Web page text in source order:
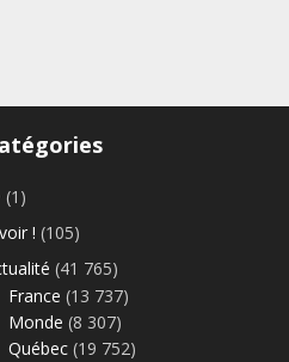
(1)
! (105)
(41 765)
France (13 737)
Monde (8 307)
Québec (19 752)